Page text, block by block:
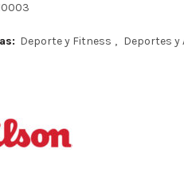
Deporte y Fitness , Deportes y